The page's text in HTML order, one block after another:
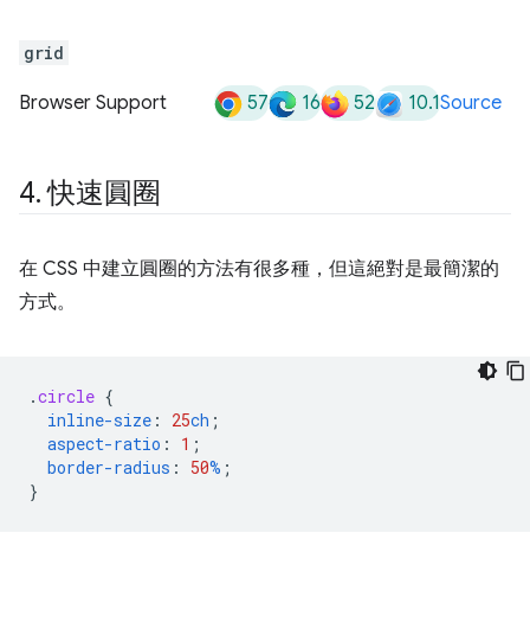
grid
Browser Support 57 16 52 10.1Source
4.快速圓圈
在 CSS 中建立圓圈的方法有很多種，但這絕對是最簡潔的
方式。
.circle {
inline-size : 25ch ;
aspect-ratio : 1 ;
border-radius : 50% ;
}